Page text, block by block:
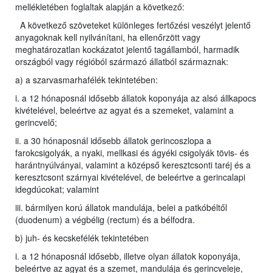
mellékletében foglaltak alapján a következő:
A következő szöveteket különleges fertőzési veszélyt jelentő
anyagoknak kell nyilvánítani, ha ellenőrzött vagy
meghatározatlan kockázatot jelentő tagállamból, harmadik
országból vagy régióból származó állatból származnak:
a) a szarvasmarhafélék tekintetében:
i. a 12 hónaposnál idősebb állatok koponyája az alsó állkapocs
kivételével, beleértve az agyat és a szemeket, valamint a
gerincvelő;
ii. a 30 hónaposnál idősebb állatok gerincoszlopa a
farokcsigolyák, a nyaki, mellkasi és ágyéki csigolyák tövis- és
harántnyúlványai, valamint a középső keresztcsonti taréj és a
keresztcsont szárnyai kivételével, de beleértve a gerincalapi
idegdúcokat; valamint
iii. bármilyen korú állatok mandulája, belei a patkóbéltől
(duodenum) a végbélig (rectum) és a bélfodra.
b) juh- és kecskefélék tekintetében
i. a 12 hónaposnál idősebb, illetve olyan állatok koponyája,
beleértve az agyat és a szemet, mandulája és gerincveleje,